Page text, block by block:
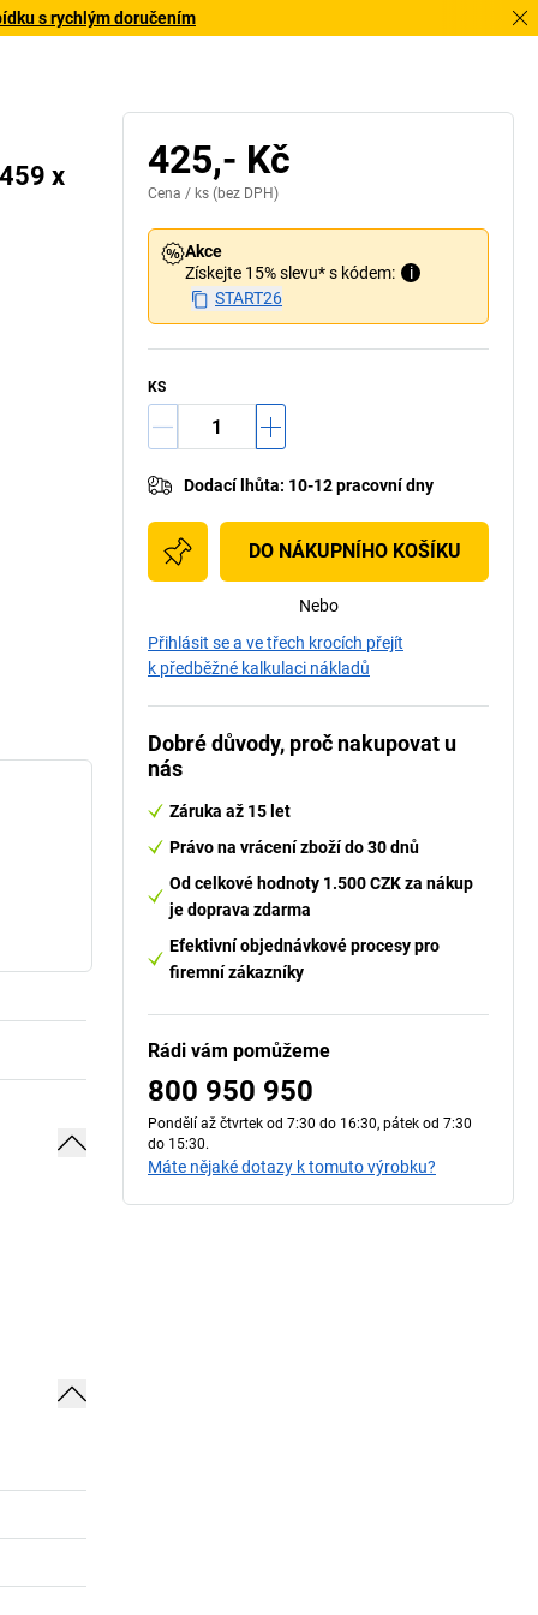
s rychlým doručením
x
425,- Kč
Cena / ks (bez DPH)
Akce
Získejte 15% slevu* s kódem:
i
START26
KS
Dodací lhůta: 10-12 pracovní dny
DO NÁKUPNÍHO KOŠÍKU
Nebo
Přihlásit se a ve třech krocích přejít
k předběžné kalkulaci nákladů
Dobré důvody, proč nakupovat u
nás
Záruka až 15 let
Právo na vrácení zboží do 30 dnů
Od celkové hodnoty 1.500 CZK za nákup
je doprava zdarma
Efektivní objednávkové procesy pro
firemní zákazníky
Rádi vám pomůžeme
800 950 950
Pondělí až čtvrtek od 7:30 do 16:30, pátek od 7:30
do 15:30.
Máte nějaké dotazy k tomuto výrobku?